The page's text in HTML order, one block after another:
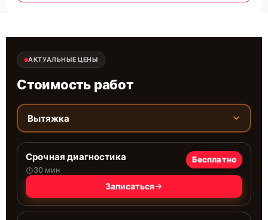
АКТУАЛЬНЫЕ ЦЕНЫ
Стоимость работ
Вытяжка
Срочная диагностика
30 мин
Бесплатно
Записаться